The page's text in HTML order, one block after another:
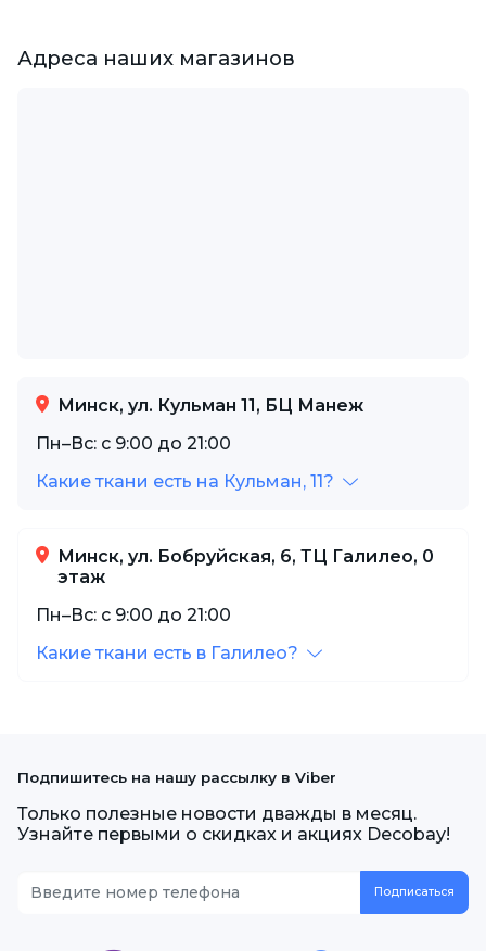
Адреса наших магазинов
Минск, ул. Кульман 11, БЦ Манеж
Пн–Вс: с 9:00 до 21:00
Какие ткани есть на Кульман, 11?
Минск, ул. Бобруйская, 6, ТЦ Галилео, 0
этаж
Пн–Вс: с 9:00 до 21:00
Какие ткани есть в Галилео?
Подпишитесь на нашу рассылку в Viber
Только полезные новости дважды в месяц.
Узнайте первыми о скидках и акциях Decobay!